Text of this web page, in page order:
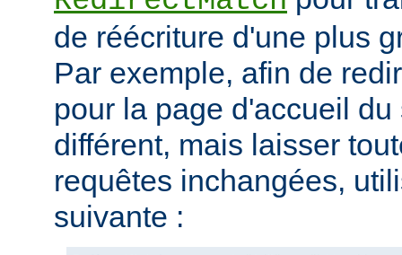
de réécriture d'une plus
Par exemple, afin de
pour la page d'accueil
différent, mais laisser
requêtes inchangées,
suivante :